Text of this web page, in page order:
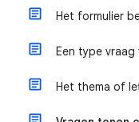
Het formulier
Een type vraag
Het thema of